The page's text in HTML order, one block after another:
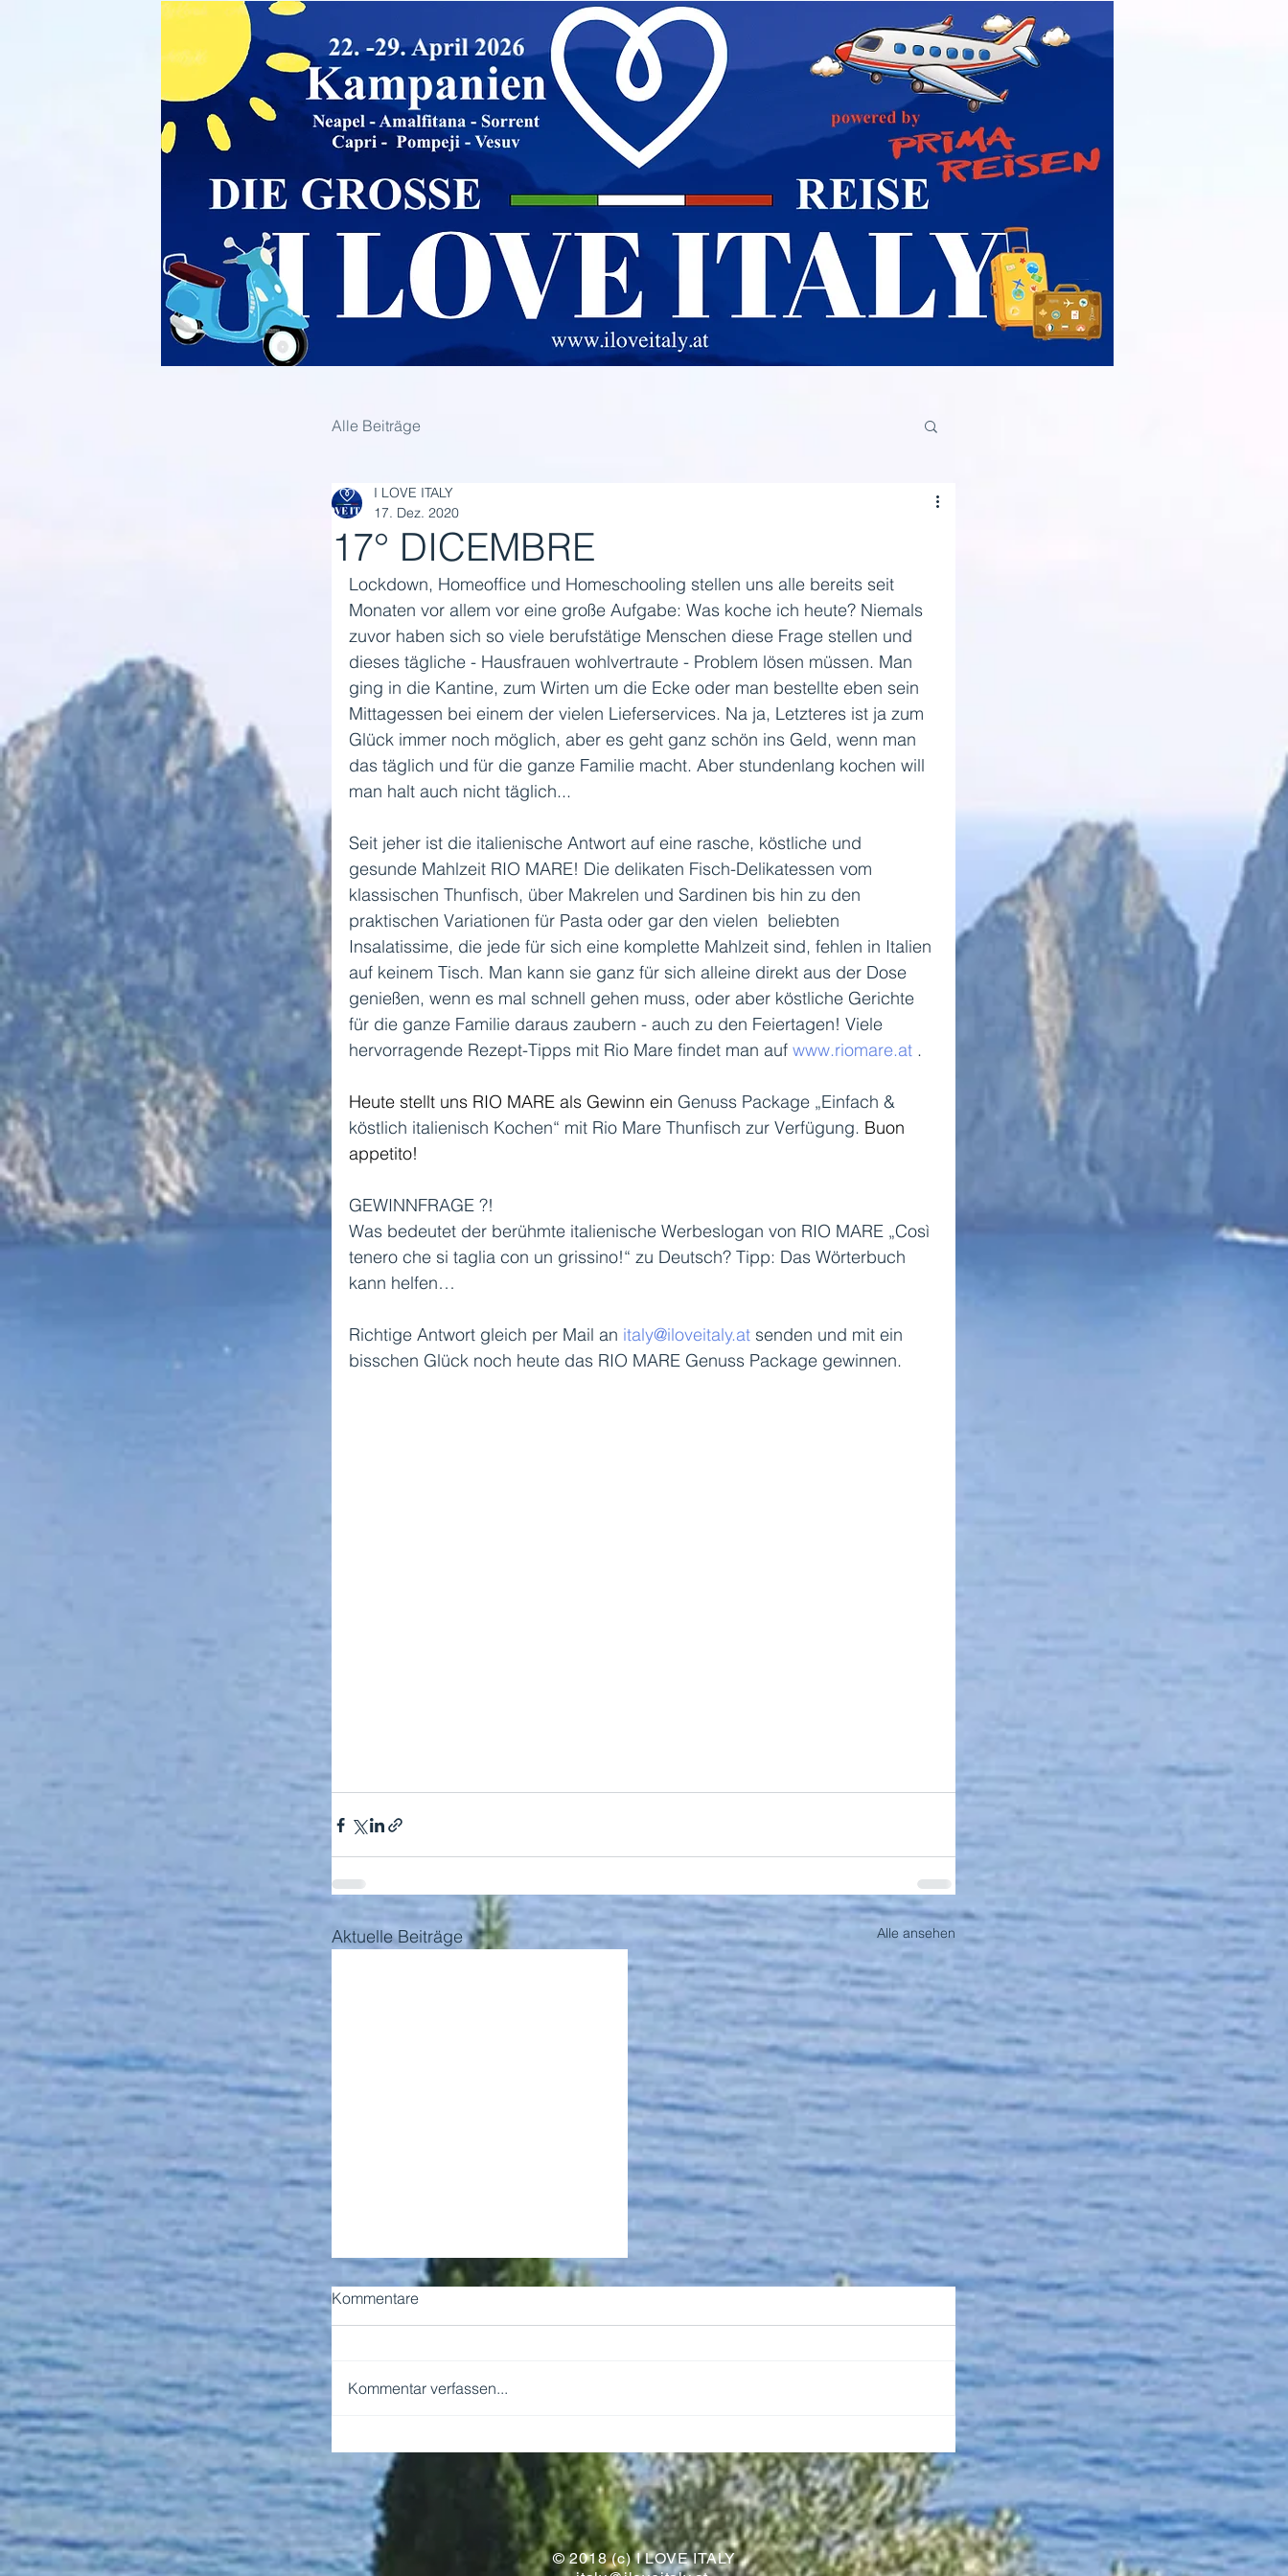
Alle Beiträge
17° DICEMBRE
I LOVE ITALY
17. Dez. 2020
Lockdown, Homeoffice und Homeschooling stellen uns alle bereits seit
Monaten vor allem vor eine große Aufgabe: Was koche ich heute? Niemals
zuvor haben sich so viele berufstätige Menschen diese Frage stellen und
dieses tägliche - Hausfrauen wohlvertraute - Problem lösen müssen. Man
ging in die Kantine, zum Wirten um die Ecke oder man bestellte eben sein
Mittagessen bei einem der vielen Lieferservices. Na ja, Letzteres ist ja zum
Glück immer noch möglich, aber es geht ganz schön ins Geld, wenn man
das täglich und für die ganze Familie macht. Aber stundenlang kochen will
man halt auch nicht täglich...
Seit jeher ist die italienische Antwort auf eine rasche, köstliche und
gesunde Mahlzeit RIO MARE! Die delikaten Fisch-Delikatessen vom
klassischen Thunfisch, über Makrelen und Sardinen bis hin zu den
praktischen Variationen für Pasta oder gar den vielen  beliebten
Insalatissime, die jede für sich eine komplette Mahlzeit sind, fehlen in Italien
auf keinem Tisch. Man kann sie ganz für sich alleine direkt aus der Dose
genießen, wenn es mal schnell gehen muss, oder aber köstliche Gerichte
für die ganze Familie daraus zaubern - auch zu den Feiertagen! Viele
hervorragende Rezept-Tipps mit Rio Mare findet man auf www.riomare.at .
Heute stellt uns RIO MARE als Gewinn ein Genuss Package „Einfach &
köstlich italienisch Kochen“ mit Rio Mare Thunfisch zur Verfügung. Buon
appetito!
GEWINNFRAGE ?!
Was bedeutet der berühmte italienische Werbeslogan von RIO MARE „Così
tenero che si taglia con un grissino!“ zu Deutsch? Tipp: Das Wörterbuch
kann helfen…
Richtige Antwort gleich per Mail an italy@iloveitaly.at senden und mit ein
bisschen Glück noch heute das RIO MARE Genuss Package gewinnen.
Aktuelle Beiträge Alle ansehen
Kommentare
Kommentar verfassen...
© 2018 (c) I LOVE ITALY